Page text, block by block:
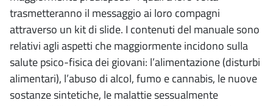
trasmetteranno il messaggio ai loro compagni
attraverso un kit di slide. I contenuti del manuale sono
relativi agli aspetti che maggiormente incidono sulla
salute psico-fisica dei giovani: l’alimentazione (disturbi
alimentari), l’abuso di alcol, fumo e cannabis, le nuove
sostanze sintetiche, le malattie sessualmente